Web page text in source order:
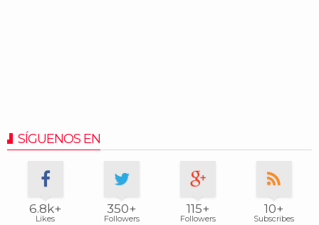
SÍGUENOS EN
6.8k+
Likes
350+
Followers
115+
Followers
10+
Subscribes